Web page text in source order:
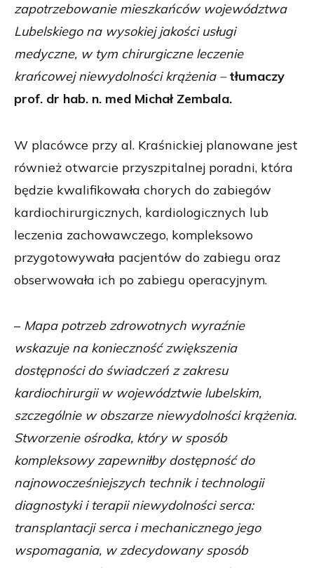
zapotrzebowanie mieszkańców województwa
Lubelskiego na wysokiej jakości usługi
medyczne, w tym chirurgiczne leczenie
krańcowej niewydolności krążenia –tłumaczy
prof. dr hab. n. med Michał Zembala.
W placówce przy al. Kraśnickiej planowane jest
również otwarcie przyszpitalnej poradni, która
będzie kwalifikowała chorych do zabiegów
kardiochirurgicznych, kardiologicznych lub
leczenia zachowawczego, kompleksowo
przygotowywała pacjentów do zabiegu oraz
obserwowała ich po zabiegu operacyjnym.
– Mapa potrzeb zdrowotnych wyraźnie
wskazuje na konieczność zwiększenia
dostępności do świadczeń z zakresu
kardiochirurgii w województwie lubelskim,
szczególnie w obszarze niewydolności krążenia.
Stworzenie ośrodka, który w sposób
kompleksowy zapewniłby dostępność do
najnowocześniejszych technik i technologii
diagnostyki i terapii niewydolności serca:
transplantacji serca i mechanicznego jego
wspomagania, w zdecydowany sposób